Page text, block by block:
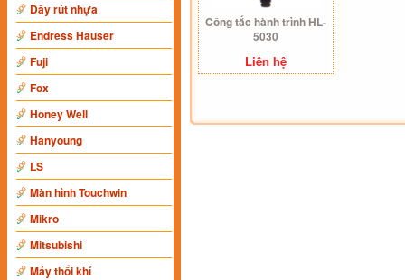
Dây rút nhựa
Endress Hauser
Fuji
Fox
Honey Well
Hanyoung
LS
Màn hình Touchwin
Mikro
Mitsubishi
Máy thổi khí
Công tắc hành trình HL-
5030
Liên hệ